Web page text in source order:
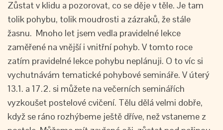
Zůstat v klidu a pozorovat, co se děje v těle. Je tam
tolik pohybu, tolik moudrosti a zázraků, že stále
žasnu. Mnoho let jsem vedla pravidelné lekce
zaměřené na vnější i vnitřní pohyb. V tomto roce
zatím pravidelné lekce pohybu neplánuji. O to víc si
vychutnávám tematické pohybové semináře. V úterý
13.1. a 17.2. si můžete na večerních seminářích
vyzkoušet postelové cvičení. Tělu dělá velmi dobře,
když se ráno rozhýbeme ještě dříve, než vstaneme z